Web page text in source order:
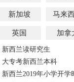
新加坡 马来
英国 加拿
新西兰读研究生
大专考新西兰本科
新西兰2019年小学开学